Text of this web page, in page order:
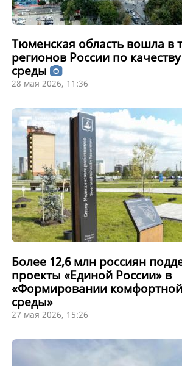
Тюменская область вошла в
регионов России по
среды
28 мая 2026, 11:36
Более 12,6 млн россиян
проекты «Единой России» в
«Формировании
среды»
27 мая 2026, 15:26